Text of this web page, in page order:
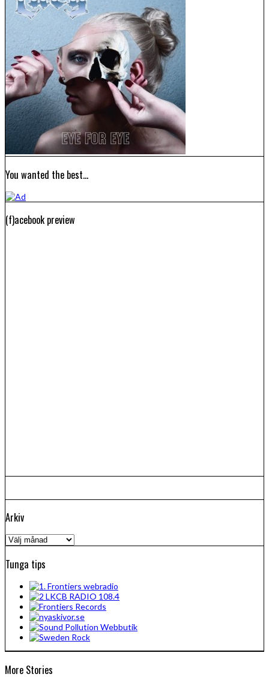
You wanted the best…
(f)acebook preview
Arkiv
Arkiv
Tunga tips
More Stories